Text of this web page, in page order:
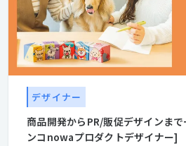
デザイナー
商品開発からPR/販促デザインま
ンコnowaプロダクトデザイナー]